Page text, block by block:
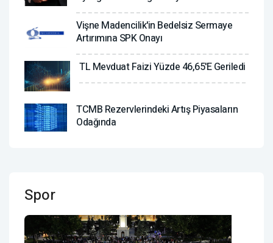
Vişne Madencilik'in Bedelsiz Sermaye
Artırımına SPK Onayı
TL Mevduat Faizi Yüzde 46,65'e Geriledi
TCMB Rezervlerindeki Artış Piyasaların
Odağında
Spor